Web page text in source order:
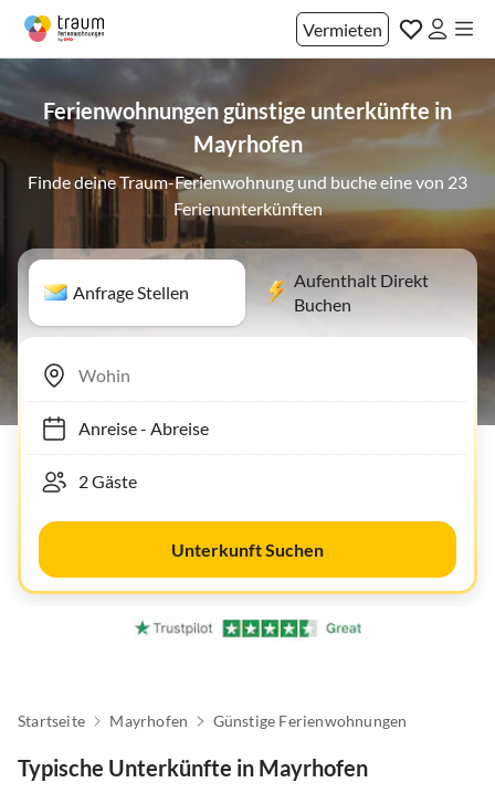
Vermieten
Ferienwohnungen günstige unterkünfte in
Mayrhofen
Finde deine Traum-Ferienwohnung und buche eine von 23
Ferienunterkünften
Anfrage Stellen
Aufenthalt Direkt
Buchen
Anreise- Abreise
Unterkunft Suchen
Startseite Mayrhofen Günstige Ferienwohnungen
Typische Unterkünfte in Mayrhofen